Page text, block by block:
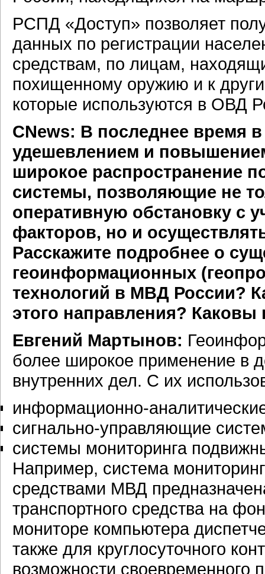
РСПД «Доступ» позволяет
данных по регистрации
средствам, по лицам,
похищенному оружию и к
которые используются в ОВД
CNews: В последнее время
удешевлением и
широкое распространение
системы, позволяющие не
оперативную обстановку с
факторов, но и
Расскажите подробнее о
геоинформационных
технологий в МВД России?
этого направления?
Евгений Мартынов:
более широкое применение в
внутренних дел. С их
информационно-
сигнально-управляющие
системы мониторинга
Например, система
средствами МВД
транспортного средства на
мониторе компьютера
также для круглосуточного
возможности